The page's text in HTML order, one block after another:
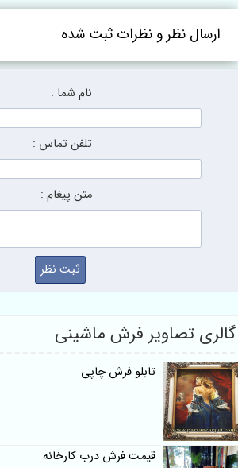
ارسال نظر و نظرات ثبت شده
نام شما :
تلفن تماس :
متن پیغام :
گالری تصاویر فرش ماشینی
تابلو فرش چاپی
قیمت فرش درب کارخانه